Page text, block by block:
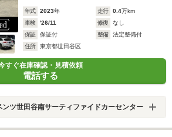
年式 2023年 走行 0.4万km
車検
'26/11 修復
なし
保証
保証付 整備
法定整備付
住所
東京都世田谷区
すぐ在庫確認・見積依頼
電話する
ンツ世田谷南サーティファイドカーセンター